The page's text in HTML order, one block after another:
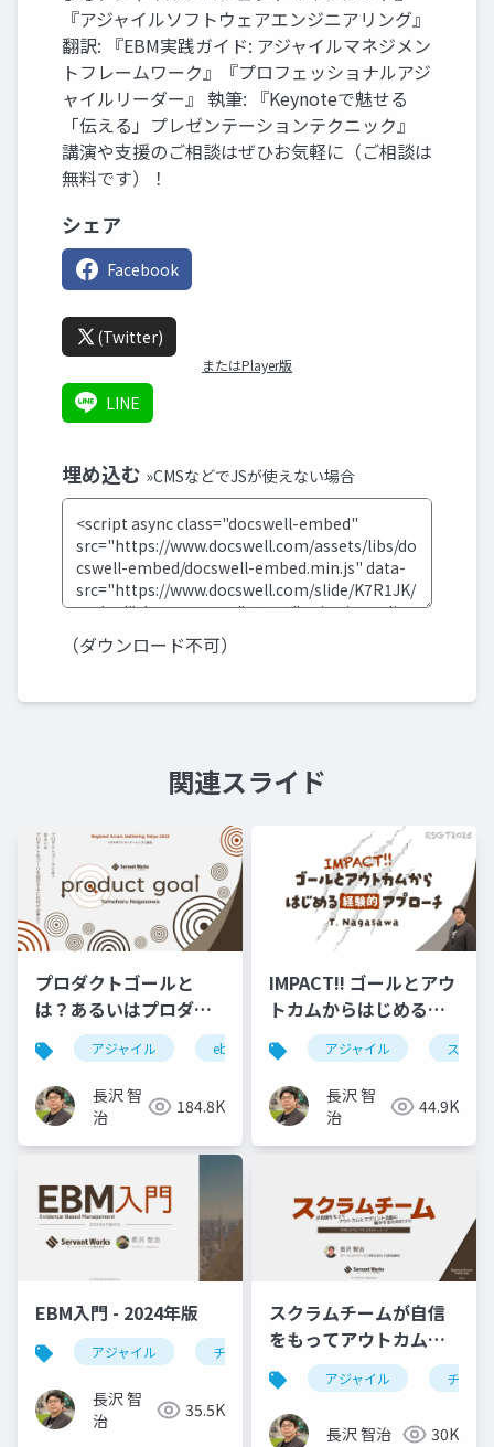
『アジャイルソフトウェアエンジニアリング』
翻訳: 『EBM実践ガイド: アジャイルマネジメン
トフレームワーク』『プロフェッショナルアジ
ャイルリーダー』 執筆: 『Keynoteで魅せる
「伝える」プレゼンテーションテクニック』
講演や支援のご相談はぜひお気軽に（ご相談は
無料です）！
シェア
Facebook
(Twitter)
またはPlayer版
LINE
埋め込む »CMSなどでJSが使えない場合
（ダウンロード不可）
関連スライド
プロダクトゴールと
は？あるいはプロダク
トのゴールを設定する
には何が必要か？
#RSGT2022
アジャイル ebm スクラム rsgt
長沢 智
治
184.8K
IMPACT!! ゴールとアウ
トカムからはじめる経
験的アプローチ
#RSGT2025
アジャイル スクラ
長沢 智
治
44.9K
EBM入門 - 2024年版
アジャイル チーム開発 agile ebm
長沢 智
治
35.5K
スクラムチームが自信
をもってアウトカムと
スプリント活動に集中
するためのコツ
アジャイル チーム
長沢 智治 30K